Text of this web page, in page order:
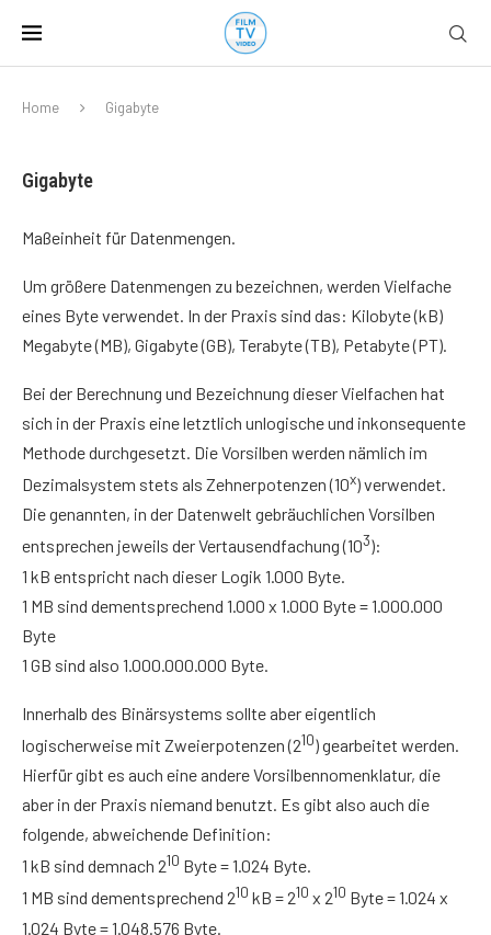
Home Gigabyte
Gigabyte
Maßeinheit für Datenmengen.
Um größere Datenmengen zu bezeichnen, werden Vielfache
eines Byte verwendet. In der Praxis sind das: Kilobyte (kB)
Megabyte (MB), Gigabyte (GB), Terabyte (TB), Petabyte (PT).
Bei der Berechnung und Bezeichnung dieser Vielfachen hat
sich in der Praxis eine letztlich unlogische und inkonsequente
Methode durchgesetzt. Die Vorsilben werden nämlich im
Dezimalsystem stets als Zehnerpotenzen (10x) verwendet.
Die genannten, in der Datenwelt gebräuchlichen Vorsilben
entsprechen jeweils der Vertausendfachung (103):
1 kB entspricht nach dieser Logik 1.000 Byte.
1 MB sind dementsprechend 1.000 x 1.000 Byte = 1.000.000
Byte
1 GB sind also 1.000.000.000 Byte.
Innerhalb des Binärsystems sollte aber eigentlich
logischerweise mit Zweierpotenzen (210) gearbeitet werden.
Hierfür gibt es auch eine andere Vorsilbennomenklatur, die
aber in der Praxis niemand benutzt. Es gibt also auch die
folgende, abweichende Definition:
1 kB sind demnach 210 Byte = 1.024 Byte.
1 MB sind dementsprechend 210 kB = 210 x 210 Byte = 1.024 x
1.024 Byte = 1.048.576 Byte.